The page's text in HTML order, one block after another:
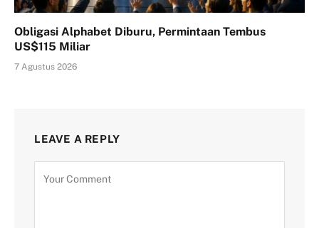
Obligasi Alphabet Diburu, Permintaan Tembus
US$115 Miliar
7 Agustus 2026
LEAVE A REPLY